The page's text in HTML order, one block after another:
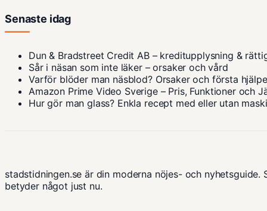
Senaste idag
Dun & Bradstreet Credit AB – kreditupplysning &
Sår i näsan som inte läker – orsaker och vård
Varför blöder man näsblod? Orsaker och första
Amazon Prime Video Sverige – Pris, Funktioner och
Hur gör man glass? Enkla recept med eller utan
stadstidningen.se är din moderna nöjes- och
betyder något just nu.